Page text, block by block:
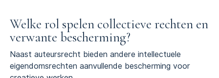
Welke rol spelen collectieve rechten en
verwante bescherming?
Naast auteursrecht bieden andere intellectuele
eigendomsrechten aanvullende bescherming voor